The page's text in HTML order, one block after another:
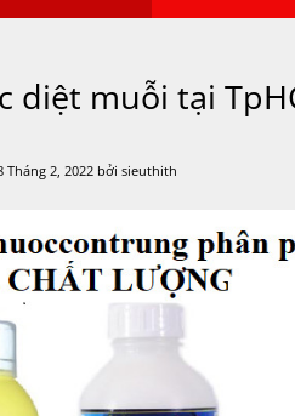
diệt muỗi tại
Tháng 2, 2022 bởi sieuthith